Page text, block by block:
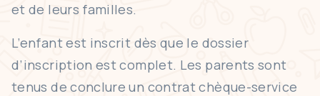
et de leurs familles.
L’enfant est inscrit dès que le dossier
d’inscription est complet. Les parents sont
tenus de conclure un contrat chèque-service